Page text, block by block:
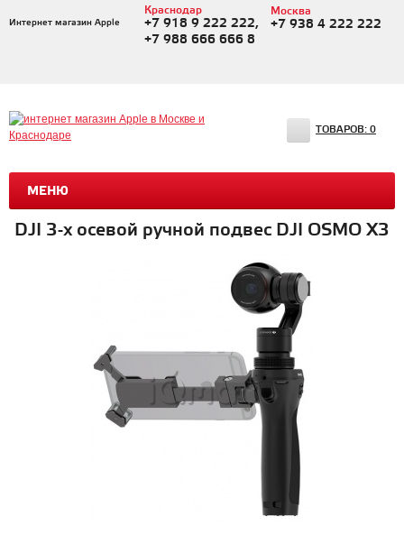
Интернет магазин Apple
Краснодар
+7 918 9 222 222,
+7 988 666 666 8
Москва
+7 938 4 222 222
МЕНЮ
ТОВАРОВ: 0
DJI 3-х осевой ручной подвес DJI OSMO X3